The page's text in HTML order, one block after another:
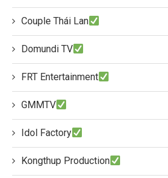
Couple Thái Lan
Domundi TV
FRT Entertainment
GMMTV
Idol Factory
Kongthup Production